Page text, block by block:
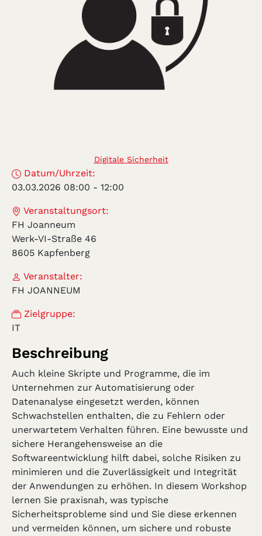
Digitale Sicherheit
Datum/Uhrzeit:
03.03.2026 08:00 - 12:00
Veranstaltungsort:
FH Joanneum
Werk-VI-Straße 46
8605 Kapfenberg
Veranstalter:
FH JOANNEUM
Zielgruppe:
IT
Beschreibung
Auch kleine Skripte und Programme, die im
Unternehmen zur Automatisierung oder
Datenanalyse eingesetzt werden, können
Schwachstellen enthalten, die zu Fehlern oder
unerwartetem Verhalten führen. Eine bewusste und
sichere Herangehensweise an die
Softwareentwicklung hilft dabei, solche Risiken zu
minimieren und die Zuverlässigkeit und Integrität
der Anwendungen zu erhöhen. In diesem Workshop
lernen Sie praxisnah, was typische
Sicherheitsprobleme sind und Sie diese erkennen
und vermeiden können, um sichere und robuste